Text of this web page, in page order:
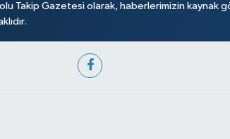
Takip Gazetesi olarak, haberlerimizin kaynak